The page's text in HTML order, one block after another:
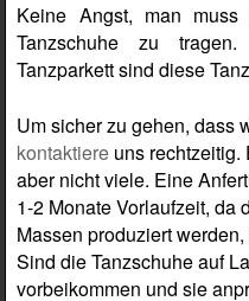
Keine Angst, man
Tanzschuhe zu
Tanzparkett sind diese
Um sicher zu gehen, dass
kontaktiere uns rechtzeitig.
aber nicht viele. Eine
1-2 Monate Vorlaufzeit, da
Massen produziert
Sind die Tanzschuhe auf
vorbeikommen und sie